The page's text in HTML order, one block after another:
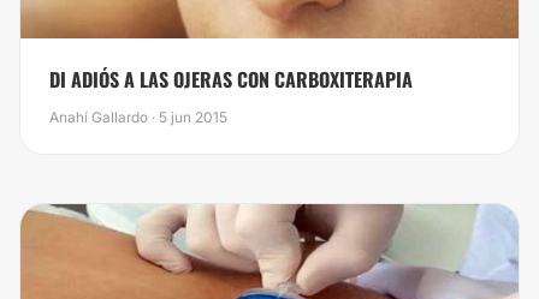
DI ADIÓS A LAS OJERAS CON CARBOXITERAPIA
Anahí Gallardo · 5 jun 2015